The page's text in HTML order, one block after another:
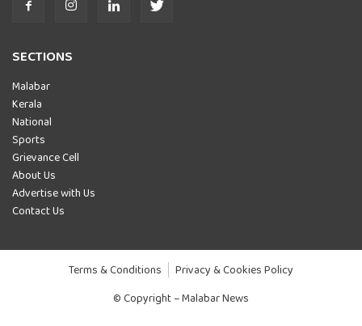
SECTIONS
Malabar
Kerala
National
Sports
Grievance Cell
About Us
Advertise with Us
Contact Us
Terms & Conditions
Privacy & Cookies Policy
© Copyright – Malabar News